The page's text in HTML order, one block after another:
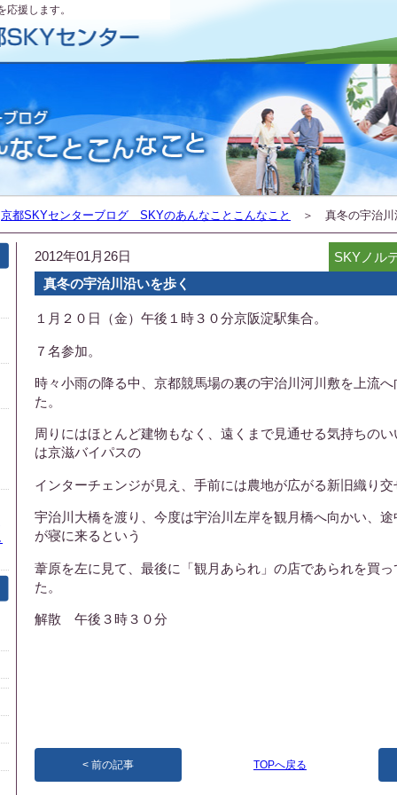
援します。
京都SKYセンターブログ SKYのあんなことこんなこと ＞ 真冬の宇治川
2012年01月26日
SKYノル
真冬の宇治川沿いを歩く
１月２０日（金）午後１時３０分京阪淀駅集合。
７名参加。
時々小雨の降る中、京都競馬場の裏の宇治川河川敷を上流へ
た。
周りにはほとんど建物もなく、遠くまで見通せる気持ちの
は京滋バイパスの
インターチェンジが見え、手前には農地が広がる新旧織り交
宇治川大橋を渡り、今度は宇治川左岸を観月橋へ向かい、途
が寝に来るという
葦原を左に見て、最後に「観月あられ」の店であられを買っ
た。
解散 午後３時３０分
前の記事 TOPへ戻る